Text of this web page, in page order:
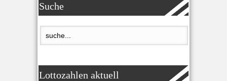
Suche
Lottozahlen aktuell